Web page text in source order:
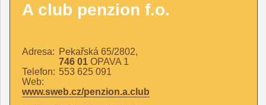
A club penzion f.o.
Adresa: Pekařská 65/2802,
746 01 OPAVA 1
Telefon: 553 625 091
Web:
www.sweb.cz/penzion.a.club